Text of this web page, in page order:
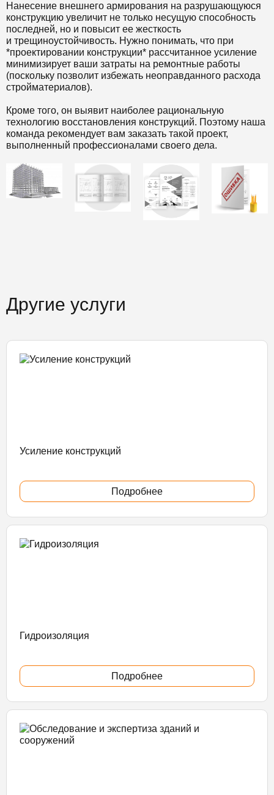
Нанесение внешнего армирования на разрушающуюся
конструкцию увеличит не только несущую способность
последней, но и повысит ее жесткость
и трещиноустойчивость. Нужно понимать, что при
*проектировании конструкции* рассчитанное усиление
минимизирует ваши затраты на ремонтные работы
(поскольку позволит избежать неоправданного расхода
стройматериалов).
Кроме того, он выявит наиболее рациональную
технологию восстановления конструкций. Поэтому наша
команда рекомендует вам заказать такой проект,
выполненный профессионалами своего дела.
Другие услуги
Усиление конструкций
Подробнее
Гидроизоляция
Подробнее